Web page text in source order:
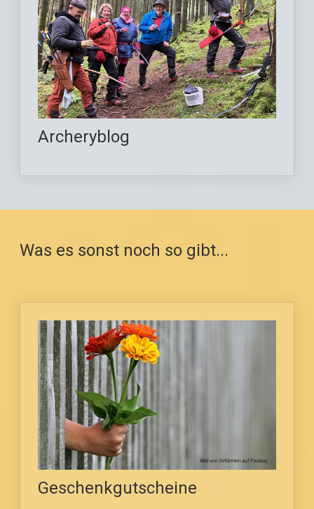
Archeryblog
Was es sonst noch so gibt...
Geschenkgutscheine